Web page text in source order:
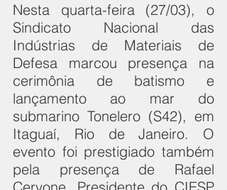
Nesta quarta-feira (27/03), o
Sindicato Nacional das
Indústrias de Materiais de
Defesa marcou presença na
cerimônia de batismo e
lançamento ao mar do
submarino Tonelero (S42), em
Itaguaí, Rio de Janeiro. O
evento foi prestigiado também
pela presença de Rafael